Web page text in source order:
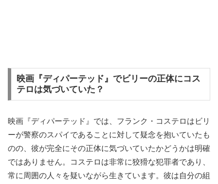
映画『ディパーテッド』でビリーの正体にコス
テロは気づいていた？
映画『ディパーテッド』では、フランク・コステロはビリ
ーが警察のスパイであることに対して疑念を抱いていたも
のの、彼が完全にその正体に気づいていたかどうかは明確
ではありません。コステロは非常に狡猾な犯罪者であり、
常に周囲の人々を疑いながら生きています。彼は自分の組